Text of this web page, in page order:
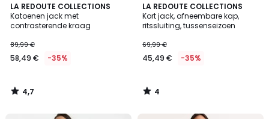
LA REDOUTE COLLECTIONS
Katoenen jack met
contrasterende kraag
89,99 €
58,49 € -35%
4,7
/ 5
4,7
/
LA REDOUTE COLLECTIONS
Kort jack, afneembare kap,
ritssluiting, tussenseizoen
69,99 €
45,49 € -35%
4
/
5
4
/